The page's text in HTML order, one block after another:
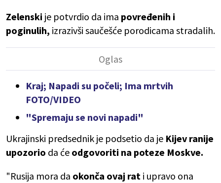
Zelenski je potvrdio da ima povređenih i
poginulih, izrazivši saučešće porodicama stradalih.
Kraj; Napadi su počeli; Ima mrtvih
FOTO/VIDEO
"Spremaju se novi napadi"
Ukrajinski predsednik je podsetio da je Kijev ranije
upozorio da će odgovoriti na poteze Moskve.
"Rusija mora da okonča ovaj rat i upravo ona